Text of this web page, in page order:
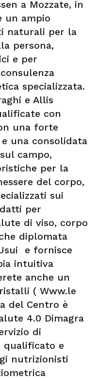
a Mozzate, in
un ampio
naturali per la
persona,
e per
specializzata.
e Allis
con
una forte
una consolidata
campo,
per la
del corpo,
sui
per
di viso, corpo
diplomata
e fornisce
intuitiva
anche un
( Www.le
del Centro è
4.0 Dimagra
di
qualificato e
nutrizionisti